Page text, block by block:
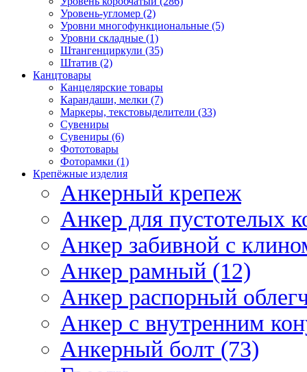
Уровень-угломер (2)
Уровни многофункциональные (5)
Уровни складные (1)
Штангенциркули (35)
Штатив (2)
Канцтовары
Канцелярские товары
Карандаши, мелки (7)
Маркеры, текстовыделители (33)
Сувениры
Сувениры (6)
Фототовары
Фоторамки (1)
Крепёжные изделия
Анкерный крепеж
Анкер для пустотелых
Анкер забивной с
Анкер рамный (12)
Анкер распорный
Анкер с внутренним
Анкерный болт (73)